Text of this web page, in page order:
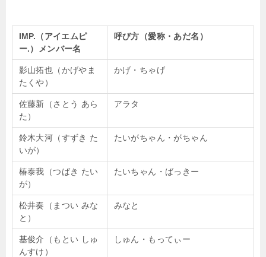
IMP.（アイエムピ
ー.）メンバー名
呼び方（愛称・あだ名）
影山拓也（かげやま
たくや）
かげ・ちゃげ
佐藤新（さとう あら
た）
アラタ
鈴木大河（すずき た
いが）
たいがちゃん・がちゃん
椿泰我（つばき たい
が）
たいちゃん・ばっきー
松井奏（まつい みな
と）
みなと
基俊介（もとい しゅ
んすけ）
しゅん・もってぃー